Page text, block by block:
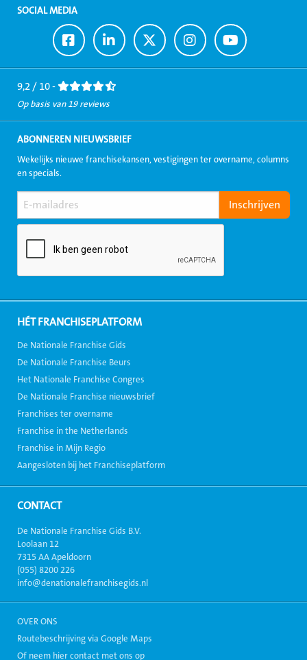
SOCIAL MEDIA
Ga
naar
Facebook
Ga
naar
LinkedIn
Ga
naar
Twitter
Ga
naar
Instagram
Ga
naar
Youtube
9,2 / 10 -
Op basis van 19 reviews
ABONNEREN NIEUWSBRIEF
Wekelijks nieuwe franchisekansen, vestigingen ter overname, columns
en specials.
HÉT FRANCHISEPLATFORM
De Nationale Franchise Gids
De Nationale Franchise Beurs
Het Nationale Franchise Congres
De Nationale Franchise nieuwsbrief
Franchises ter overname
Franchise in the Netherlands
Franchise in Mijn Regio
Aangesloten bij het Franchiseplatform
CONTACT
De Nationale Franchise Gids B.V.
Loolaan 12
7315 AA Apeldoorn
(055) 8200 226
info@denationalefranchisegids.nl
OVER ONS
Routebeschrijving via Google Maps
Of neem hier contact met ons op